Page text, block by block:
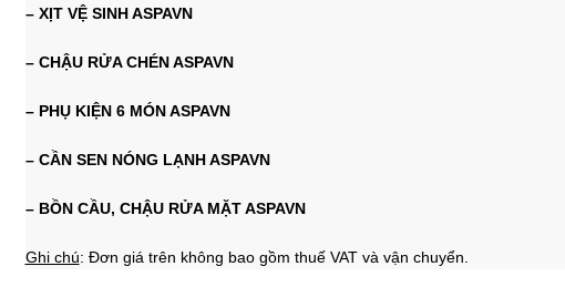
– XỊT VỆ SINH ASPAVN
– CHẬU RỬA CHÉN ASPAVN
– PHỤ KIỆN 6 MÓN ASPAVN
– CẦN SEN NÓNG LẠNH ASPAVN
– BỒN CẦU, CHẬU RỬA MẶT ASPAVN
Ghi chú: Đơn giá trên không bao gồm thuế VAT và vận chuyển.